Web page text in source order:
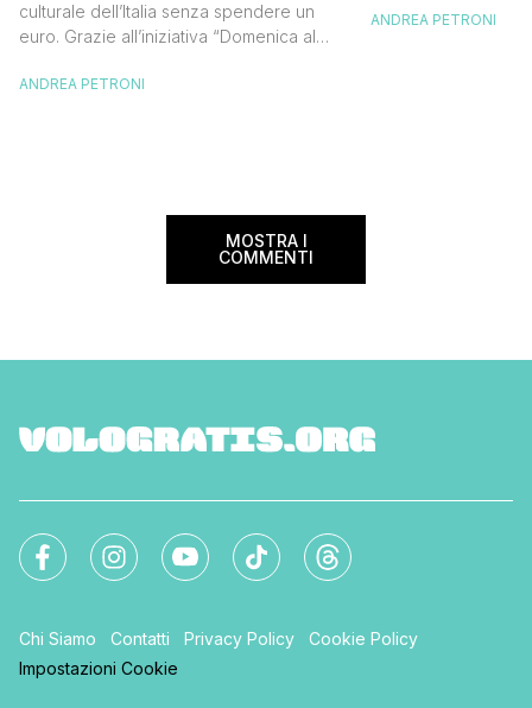
culturale dell’Italia senza spendere un
euro. Grazie all’iniziativa “Domenica al
mano. Ogni prima domenica del mese, tutti
ANDREA PETRONI
come diventare
ANDREA PETRONI
MOSTRA I
COMMENTI
Chi Siamo Contatti Privacy Policy
Cookie Policy
Impostazioni Cookie